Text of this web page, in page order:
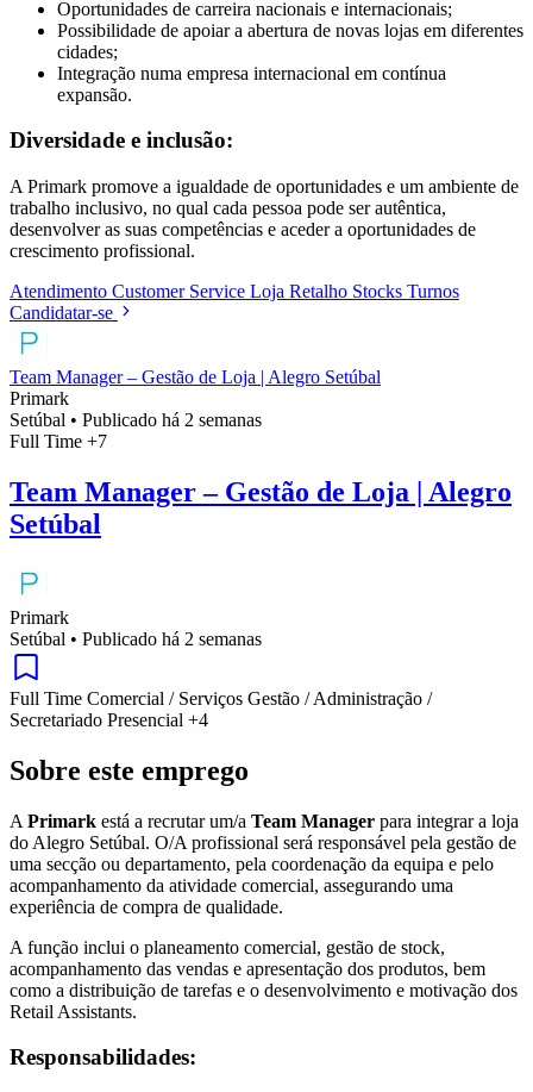
Oportunidades de carreira nacionais e internacionais;
Possibilidade de apoiar a abertura de novas lojas em diferentes
cidades;
Integração numa empresa internacional em contínua
expansão.
Diversidade e inclusão:
A Primark promove a igualdade de oportunidades e um ambiente de
trabalho inclusivo, no qual cada pessoa pode ser autêntica,
desenvolver as suas competências e aceder a oportunidades de
crescimento profissional.
Atendimento Customer Service Loja Retalho Stocks Turnos
Candidatar-se
Team Manager – Gestão de Loja | Alegro Setúbal
Primark
Setúbal • Publicado há 2 semanas
Full Time +7
Team Manager – Gestão de Loja | Alegro
Setúbal
Primark
Setúbal • Publicado há 2 semanas
Full Time Comercial / Serviços Gestão / Administração /
Secretariado Presencial +4
Sobre este emprego
A Primark está a recrutar um/a Team Manager para integrar a loja
do Alegro Setúbal. O/A profissional será responsável pela gestão de
uma secção ou departamento, pela coordenação da equipa e pelo
acompanhamento da atividade comercial, assegurando uma
experiência de compra de qualidade.
A função inclui o planeamento comercial, gestão de stock,
acompanhamento das vendas e apresentação dos produtos, bem
como a distribuição de tarefas e o desenvolvimento e motivação dos
Retail Assistants.
Responsabilidades: